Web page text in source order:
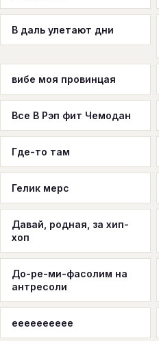
В даль улетают дни
вибе моя провинцая
Все В Рэп фит Чемодан
Где-то там
Гелик мерс
Давай, родная, за хип-
хоп
До-ре-ми-фасолим на
антресоли
ееееееееее